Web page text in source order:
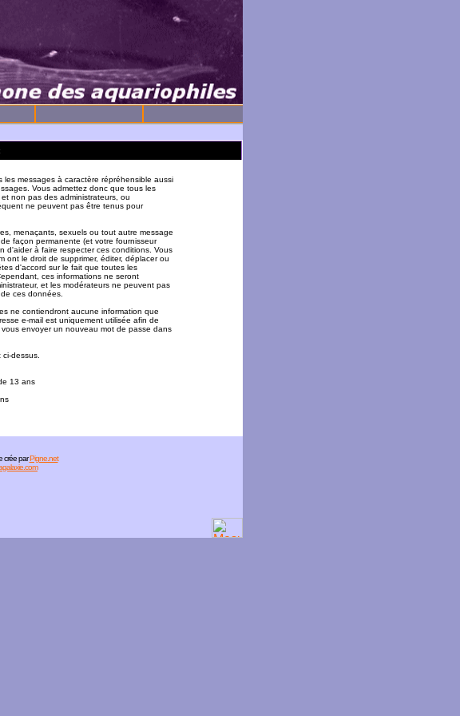
messages à caractère répréhensible aussi
Vous admettez donc que tous les
non pas des administrateurs, ou
ne peuvent pas être tenus pour
menaçants, sexuels ou tout autre message
façon permanente (et votre fournisseur
d'aider à faire respecter ces conditions. Vous
ont le droit de supprimer, éditer, déplacer ou
d'accord sur le fait que toutes les
ces informations ne seront
et les modérateurs ne peuvent pas
ces données.
ne contiendront aucune information que
e-mail est uniquement utilisée afin de
envoyer un nouveau mot de passe dans
dessus.
13 ans
crée parPigne.net